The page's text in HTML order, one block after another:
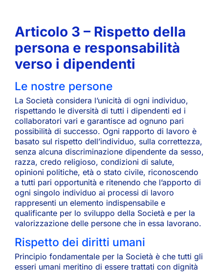
Articolo 3 – Rispetto della
persona e responsabilità
verso i dipendenti
Le nostre persone
La Società considera l’unicità di ogni individuo,
rispettando le diversità di tutti i dipendenti ed i
collaboratori vari e garantisce ad ognuno pari
possibilità di successo. Ogni rapporto di lavoro è
basato sul rispetto dell’individuo, sulla correttezza,
senza alcuna discriminazione dipendente da sesso,
razza, credo religioso, condizioni di salute,
opinioni politiche, età o stato civile, riconoscendo
a tutti pari opportunità e ritenendo che l’apporto di
ogni singolo individuo ai processi di lavoro
rappresenti un elemento indispensabile e
qualificante per lo sviluppo della Società e per la
valorizzazione delle persone che in essa lavorano.
Rispetto dei diritti umani
Principio fondamentale per la Società è che tutti gli
esseri umani meritino di essere trattati con dignità